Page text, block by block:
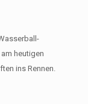
heutigen
ins Rennen.